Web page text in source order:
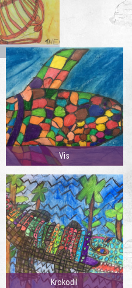
Vis
Krokodil